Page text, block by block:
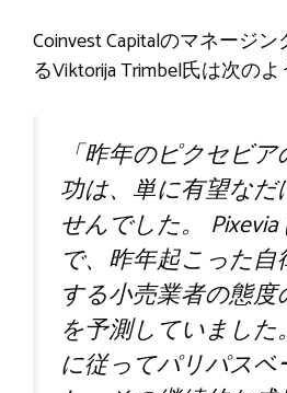
Coinvest Capitalのマネージ
るViktorija Trimbel氏は次の
「昨年のピクセビ
功は、単に有望なだ
せんでした。
で、昨年起こった
する小売業者の態
を予測していまし
に従ってパリパス